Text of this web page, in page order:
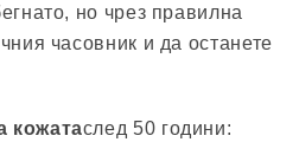
но чрез правилна
часовник и да останете
кожатаслед 50 години: